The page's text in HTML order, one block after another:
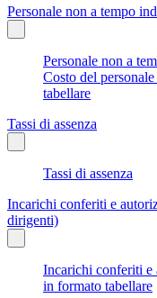
Personale non a tempo
Personale non a
Costo del
tabellare
Tassi di assenza
Tassi di assenza
Incarichi conferiti e
dirigenti)
Incarichi conferiti e
in formato tabellare